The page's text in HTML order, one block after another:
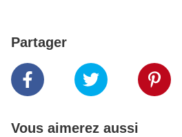
Partager
Vous aimerez aussi